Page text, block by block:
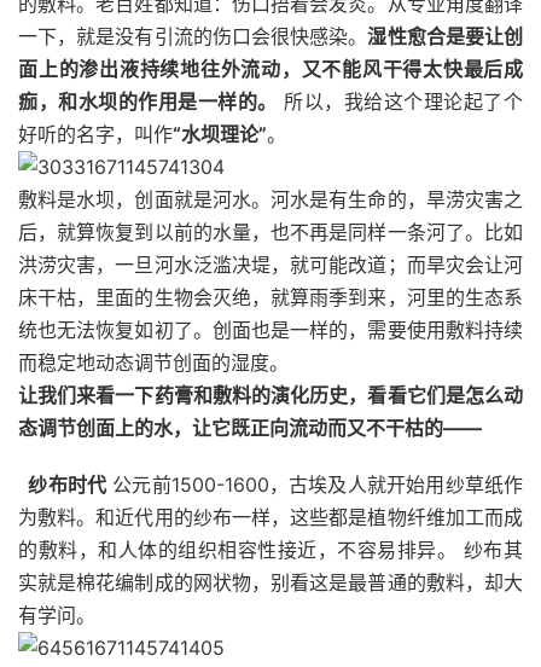
一下，就是没有引流的伤口会很快感染。湿性愈合是要让创
面上的渗出液持续地往外流动，又不能风干得太快最后成
痂，和水坝的作用是一样的。
所以，我给这个理论起了个
好听的名字，叫作“水坝理论”。
敷料是水坝，创面就是河水。河水是有生命的，旱涝灾害之
后，就算恢复到以前的水量，也不再是同样一条河了。比如
洪涝灾害，一旦河水泛滥决堤，就可能改道；而旱灾会让河
床干枯，里面的生物会灭绝，就算雨季到来，河里的生态系
统也无法恢复如初了。创面也是一样的，需要使用敷料持续
而稳定地动态调节创面的湿度。
让我们来看一下药膏和敷料的演化历史，看看它们是怎么动
态调节创面上的水，让它既正向流动而又不干枯的——
纱布时代公元前1500-1600，古埃及人就开始用纱草纸作
为敷料。和近代用的纱布一样，这些都是植物纤维加工而成
的敷料，和人体的组织相容性接近，不容易排异。 纱布其
实就是棉花编制成的网状物，别看这是最普通的敷料，却大
有学问。